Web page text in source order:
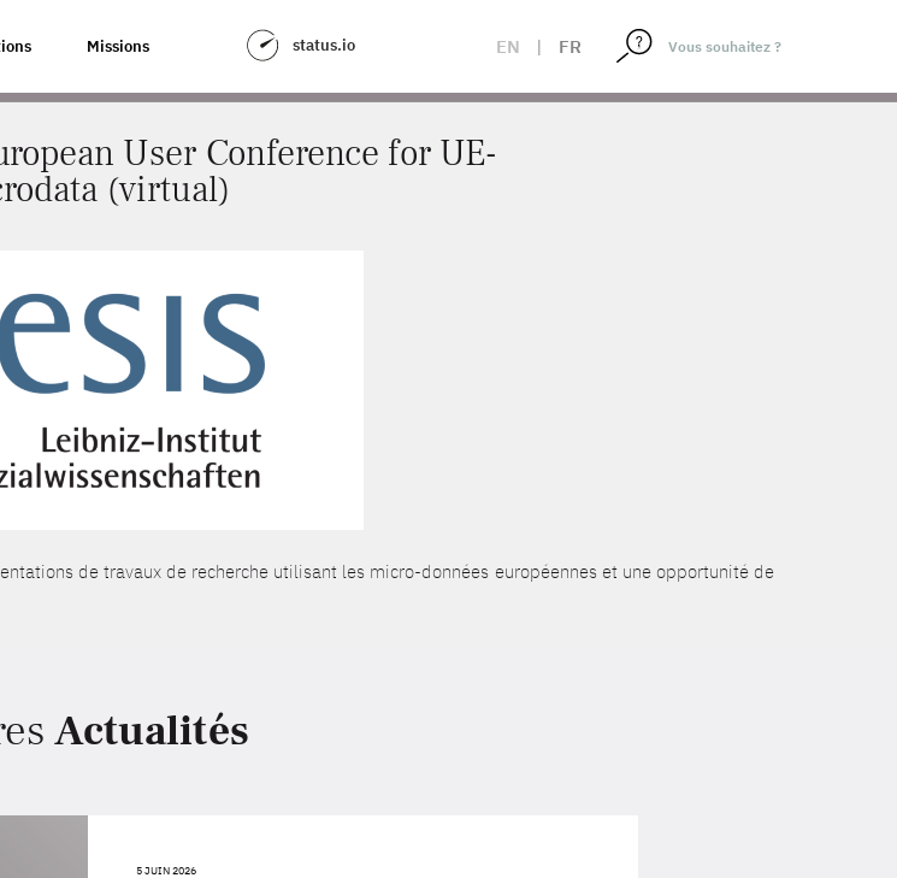
Missions status.io EN | FR
UE-MICRODATA (VIRTUAL)
User Conference for UE-
(virtual)
de travaux de recherche utilisant les micro-données européennes et une opportunité de
Actualités
5 JUIN 2026